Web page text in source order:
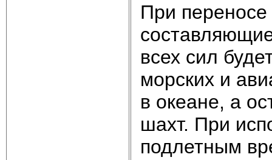
При
всех сил
морских и
в океане, а
шахт. При
подлетным